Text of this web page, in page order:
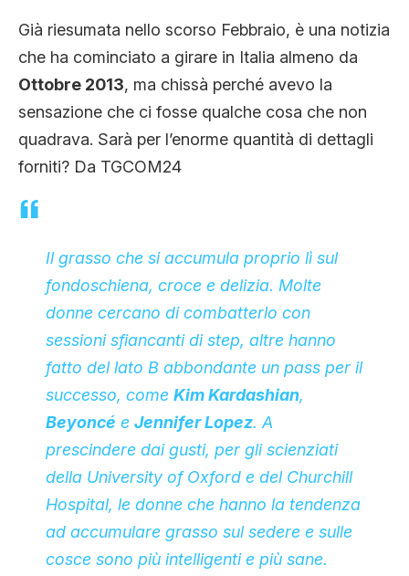
Già riesumata nello scorso Febbraio, è una notizia
che ha cominciato a girare in Italia almeno da
Ottobre 2013, ma chissà perché avevo la
sensazione che ci fosse qualche cosa che non
quadrava. Sarà per l’enorme quantità di dettagli
forniti? Da TGCOM24
Il grasso che si accumula proprio lì sul
fondoschiena, croce e delizia. Molte
donne cercano di combatterlo con
sessioni sfiancanti di step, altre hanno
fatto del lato B abbondante un pass per il
successo, come Kim Kardashian,
Beyoncé e Jennifer Lopez. A
prescindere dai gusti, per gli scienziati
della University of Oxford e del Churchill
Hospital, le donne che hanno la tendenza
ad accumulare grasso sul sedere e sulle
cosce sono più intelligenti e più sane.